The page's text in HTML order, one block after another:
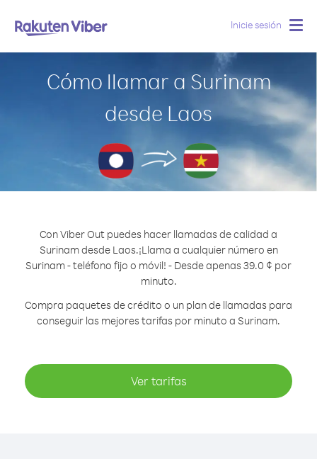
Inicie sesión
Cómo llamar a Surinam
desde Laos
Con Viber Out puedes hacer llamadas de calidad a
Surinam desde Laos.¡Llama a cualquier número en
Surinam - teléfono fijo o móvil! - Desde apenas 39.0 ¢ por
minuto.
Compra paquetes de crédito o un plan de llamadas para
conseguir las mejores tarifas por minuto a Surinam.
Ver tarifas